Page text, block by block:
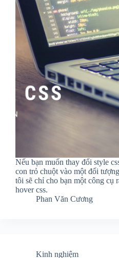
Nếu bạn muốn thay đổi style
con trỏ chuột vào một đối
tôi sẽ chỉ cho bạn một công cụ
hover css.
Phan Văn Cương
Kinh nghiệm